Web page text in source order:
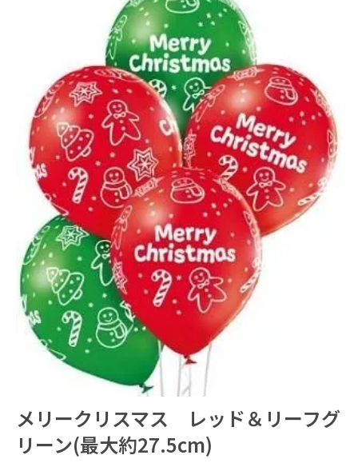
メリークリスマス レッド＆リーフグ
リーン(最大約27.5cm)